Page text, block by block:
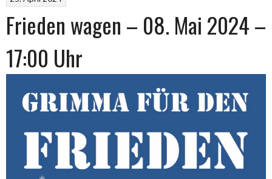
Frieden wagen – 08. Mai 2024 –
17:00 Uhr